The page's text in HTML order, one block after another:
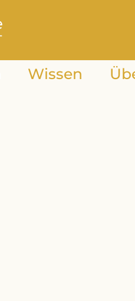
Wissen